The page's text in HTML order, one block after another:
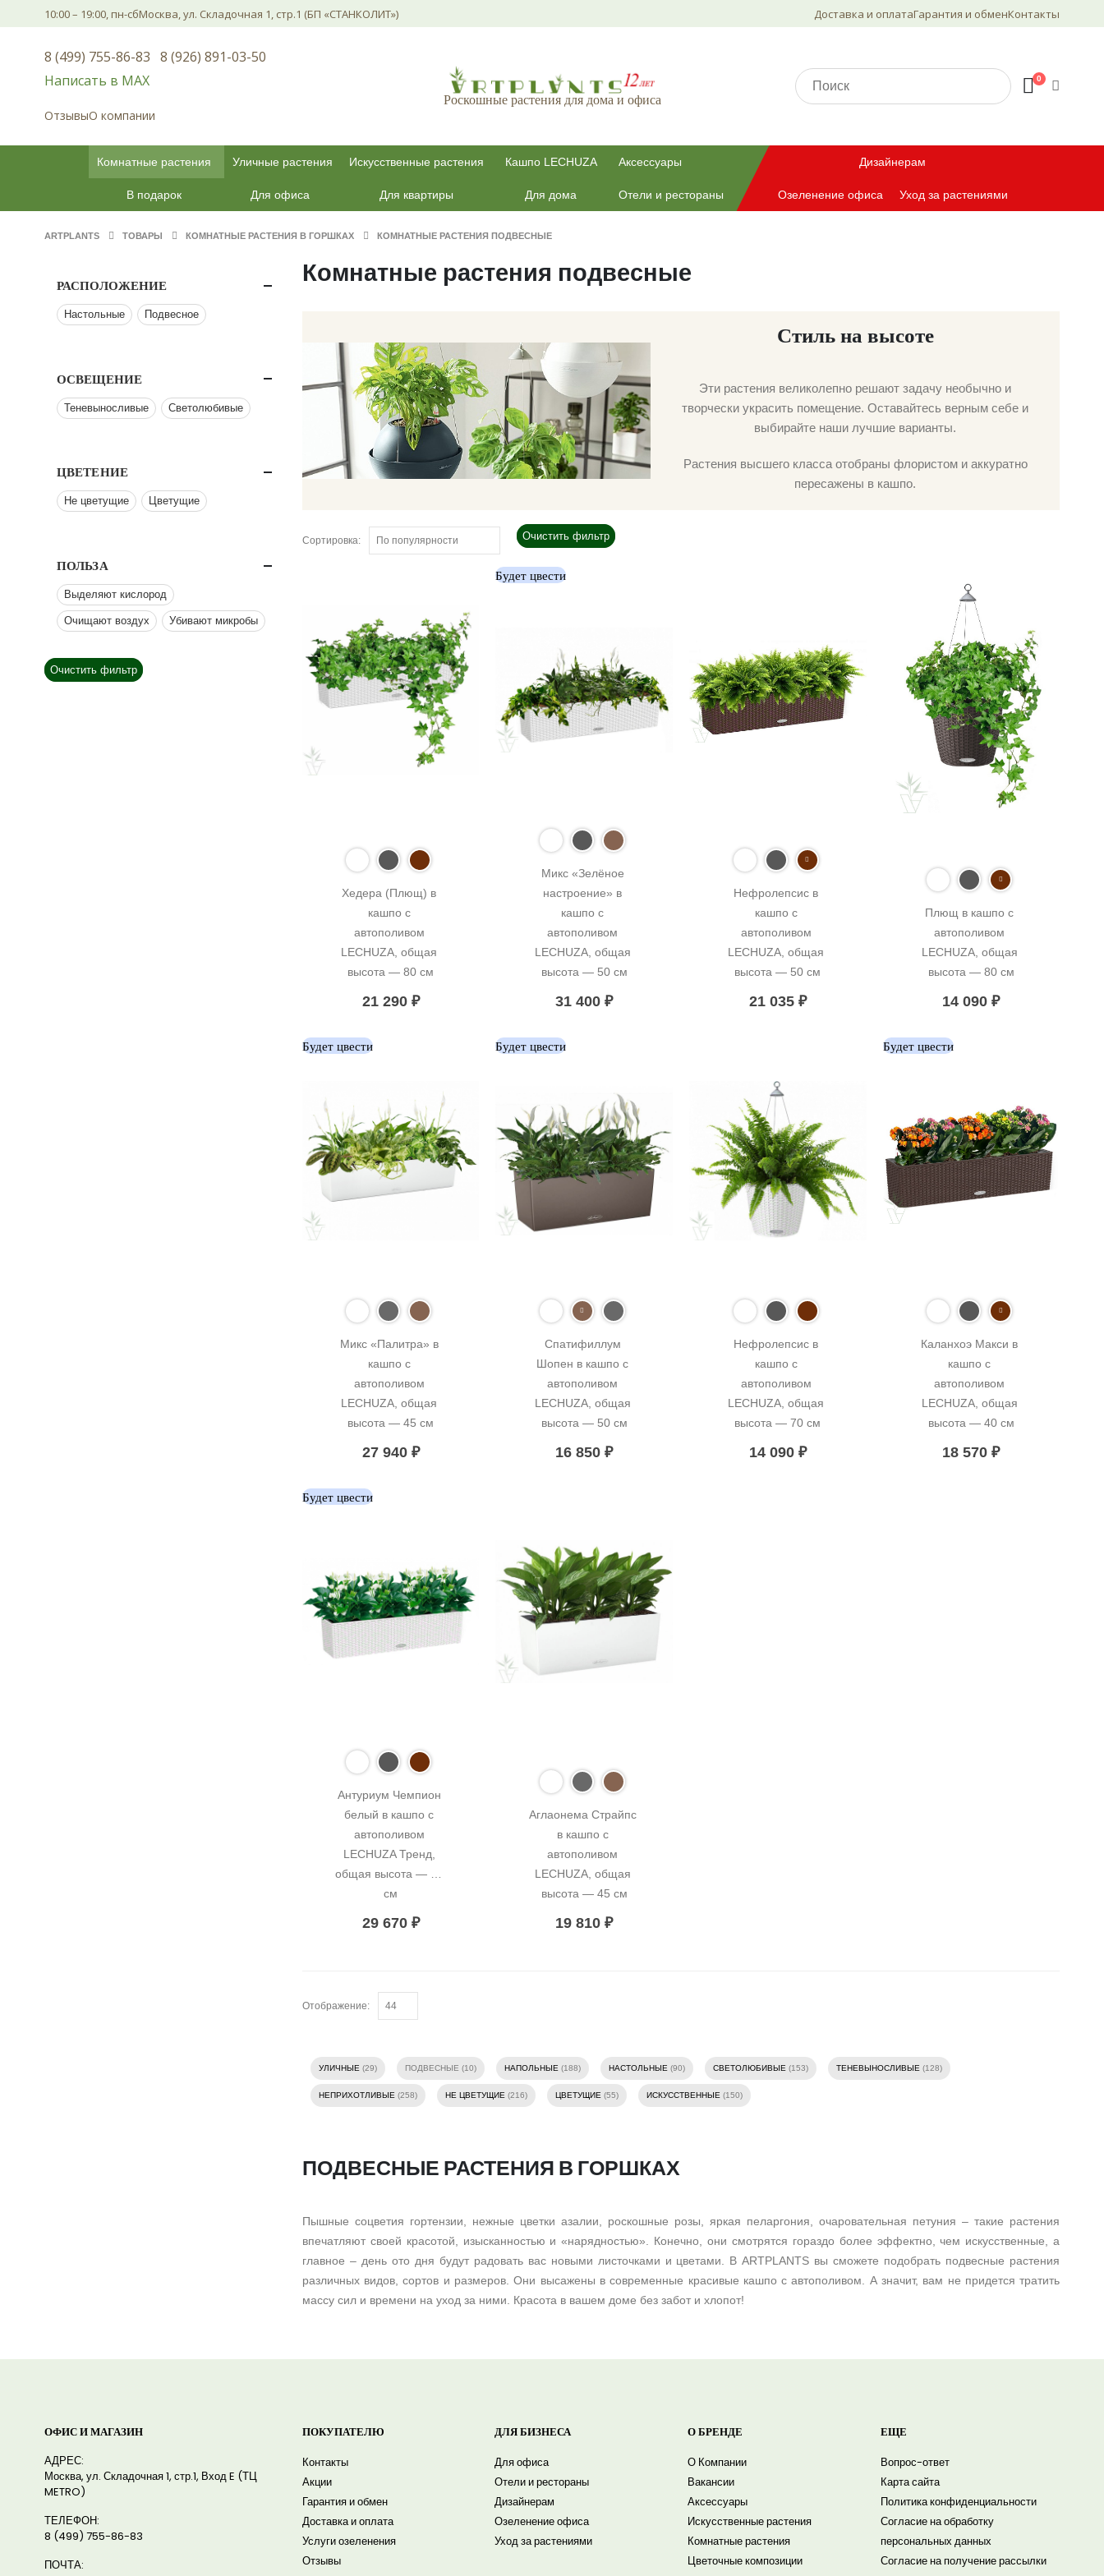
10:00 – 19:00, пн-сбМосква, ул. Складочная 1, стр.1 (БП «СТАНКОЛИТ») Доставка и оплатаГарантия и обменКонтакты
8 (499) 755-86-83 8 (926) 891-03-50
Написать в МАХ
ОтзывыО компании
Роскошные растения для дома и офиса
0
Комнатные растения Уличные растения Искусственные растения Кашпо LECHUZA Аксессуары
В подарок Озеленение офиса Уход за растениями
Для офиса
Дизайнерам
Для квартиры Для дома Отели и рестораны
ARTPLANTS ТОВАРЫ КОМНАТНЫЕ РАСТЕНИЯ В ГОРШКАХ КОМНАТНЫЕ РАСТЕНИЯ ПОДВЕСНЫЕ
Комнатные растения подвесные
Стиль на высоте
Эти растения великолепно решают задачу необычно и
творчески украсить помещение. Оставайтесь верным себе и
выбирайте наши лучшие варианты.
Растения высшего класса отобраны флористом и аккуратно
пересажены в кашпо.
Сортировка: Очистить фильтр
Хедера (Плющ) в
кашпо с
автополивом
LECHUZA, общая
высота — 80 см
21 290 ₽
Будет цвести
Микс «Зелёное
настроение» в
кашпо с
автополивом
LECHUZA, общая
высота — 50 см
31 400₽
Нефролепсис в
кашпо с
автополивом
LECHUZA, общая
высота — 50 см
21 035 ₽
Плющ в кашпо с
автополивом
LECHUZA, общая
высота — 80 см
14 090₽
Будет цвести
Микс «Палитра» в
кашпо с
автополивом
LECHUZA, общая
высота — 45 см
27 940 ₽
Будет цвести
Спатифиллум
Шопен в кашпо с
автополивом
LECHUZA, общая
высота — 50 см
16 850₽
Нефролепсис в
кашпо с
автополивом
LECHUZA, общая
высота — 70 см
14 090 ₽
Будет цвести
Каланхоэ Макси в
кашпо с
автополивом
LECHUZA, общая
высота — 40 см
18 570₽
Будет цвести
Антуриум Чемпион
белый в кашпо с
автополивом
LECHUZA Тренд,
общая высота — 60
см
29 670 ₽
Аглаонема Страйпс
в кашпо с
автополивом
LECHUZA, общая
высота — 45 см
19 810₽
Отображение:
УЛИЧНЫЕ (29) ПОДВЕСНЫЕ (10) НАПОЛЬНЫЕ (188) НАСТОЛЬНЫЕ (90) СВЕТОЛЮБИВЫЕ (153) ТЕНЕВЫНОСЛИВЫЕ (128)
НЕПРИХОТЛИВЫЕ (258) НЕ ЦВЕТУЩИЕ (216) ЦВЕТУЩИЕ (55) ИСКУССТВЕННЫЕ (150)
ПОДВЕСНЫЕ РАСТЕНИЯ В ГОРШКАХ
Пышные соцветия гортензии, нежные цветки азалии, роскошные розы, яркая пеларгония, очаровательная петуния – такие растения
впечатляют своей красотой, изысканностью и «нарядностью». Конечно, они смотрятся гораздо более эффектно, чем искусственные, а
главное – день ото дня будут радовать вас новыми листочками и цветами. В ARTPLANTS вы сможете подобрать подвесные растения
различных видов, сортов и размеров. Они высажены в современные красивые кашпо с автополивом. А значит, вам не придется тратить
массу сил и времени на уход за ними. Красота в вашем доме без забот и хлопот!
РАСПОЛОЖЕНИЕ
Настольные Подвесное
ОСВЕЩЕНИЕ
Теневыносливые Светолюбивые
ЦВЕТЕНИЕ
Не цветущие Цветущие
ПОЛЬЗА
Выделяют кислород
Очищают воздух Убивают микробы
Очистить фильтр
ОФИС И МАГАЗИН
АДРЕС:
Москва, ул. Складочная 1, стр.1, Вход E (ТЦ
METRO)
ТЕЛЕФОН:
8 (499) 755-86-83
ПОЧТА:
ПОКУПАТЕЛЮ
Контакты
Акции
Гарантия и обмен
Доставка и оплата
Услуги озеленения
Отзывы
ДЛЯ БИЗНЕСА
Для офиса
Отели и рестораны
Дизайнерам
Озеленение офиса
Уход за растениями
О БРЕНДЕ
О Компании
Вакансии
Аксессуары
Искусственные растения
Комнатные растения
Цветочные композиции
ЕЩЕ
Вопрос-ответ
Карта сайта
Политика конфиденциальности
Согласие на обработку
персональных данных
Согласие на получение рассылки